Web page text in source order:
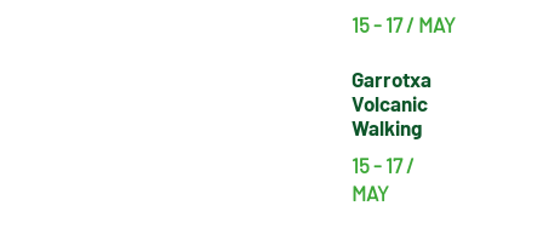
15 - 17 / MAY
Garrotxa
Volcanic
Walking
15 - 17 /
MAY